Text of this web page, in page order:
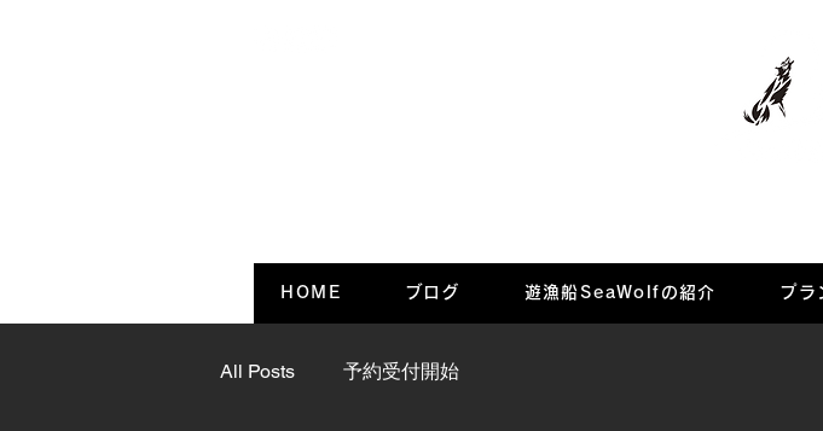
HOME ブログ 遊漁船SeaWolfの紹介 プラ
All Posts 予約受付開始